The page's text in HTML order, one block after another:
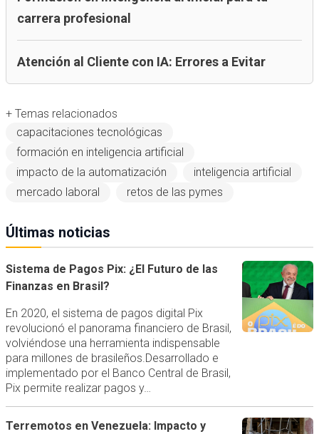
carrera profesional
Atención al Cliente con IA: Errores a Evitar
+ Temas relacionados
capacitaciones tecnológicas
formación en inteligencia artificial
impacto de la automatización
inteligencia artificial
mercado laboral
retos de las pymes
Últimas noticias
Sistema de Pagos Pix: ¿El Futuro de las
Finanzas en Brasil?
En 2020, el sistema de pagos digital Pix
revolucionó el panorama financiero de Brasil,
volviéndose una herramienta indispensable
para millones de brasileños.Desarrollado e
implementado por el Banco Central de Brasil,
Pix permite realizar pagos y…
Terremotos en Venezuela: Impacto y